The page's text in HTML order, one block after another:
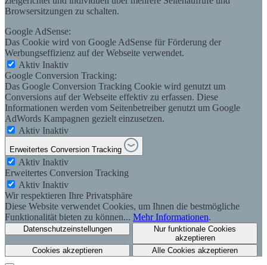
Browsersitzungen zu schalten.
Google AdSense:
Das Cookie wird von Google AdSense für Förderung der
Werbungseffizienz auf der Webseite verwendet.
Aktiv Inaktiv
Google Conversion Tracking:
Das Google Conversion Tracking Cookie wird genutzt um
Conversions auf der Webseite effektiv zu erfassen. Diese
Informationen werden vom Seitenbetreiber genutzt um Google
AdWords Kampagnen gezielt einzusetzen.
Aktiv Inaktiv
Erweitertes Conversion Tracking
Aktiv Inaktiv
Erweitertes Conversion Tracking
Aktiv Inaktiv
Wir respektieren Ihre Privatsphäre
Diese Website verwendet Cookies, um Ihnen die bestmögliche
Funktionalität bieten zu können... Mehr Informationen.
Datenschutzeinstellungen
Nur funktionale Cookies
akzeptieren
Cookies akzeptieren
Alle Cookies akzeptieren